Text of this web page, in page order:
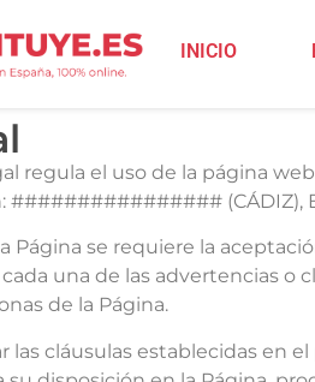
INICIO
regula el uso de la página
(CÁDIZ),
Página se requiere la
una de las advertencias
de la Página.
las cláusulas establecidas en